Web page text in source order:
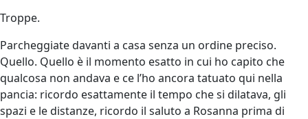
Troppe.
Parcheggiate davanti a casa senza un ordine preciso.
Quello. Quello è il momento esatto in cui ho capito che
qualcosa non andava e ce l’ho ancora tatuato qui nella
pancia: ricordo esattamente il tempo che si dilatava, gli
spazi e le distanze, ricordo il saluto a Rosanna prima di